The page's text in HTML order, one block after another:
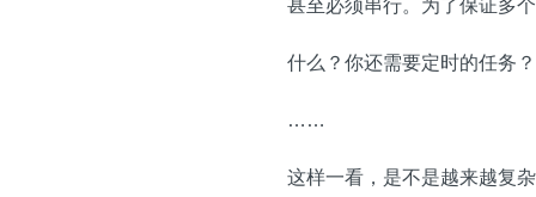
甚至必须串行。为了保证多
什么？你还需要定时的任务
……
这样一看，是不是越来越复